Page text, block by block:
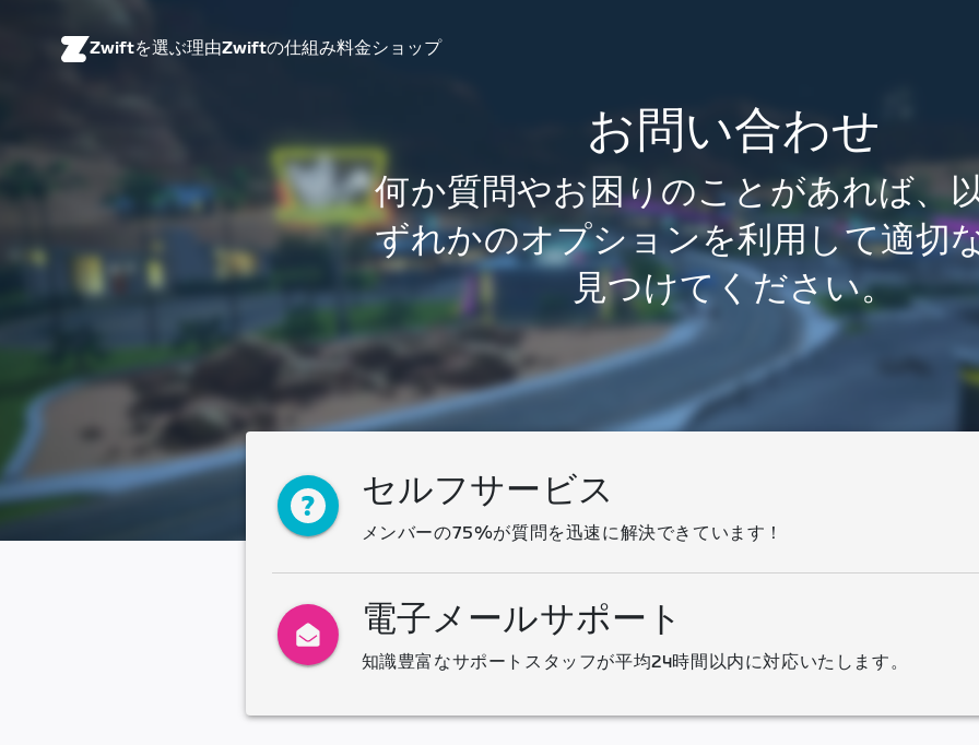
Zwiftを選ぶ理由Zwiftの仕組み料金ショップ
お問い合わせ
何か質問やお困りのことがあれば、
ずれかのオプションを利用して適切
見つけてください。
セルフサービス
メンバーの75%が質問を迅速に解決できています！
電子メールサポート
知識豊富なサポートスタッフが平均24時間以内に対応いたします。